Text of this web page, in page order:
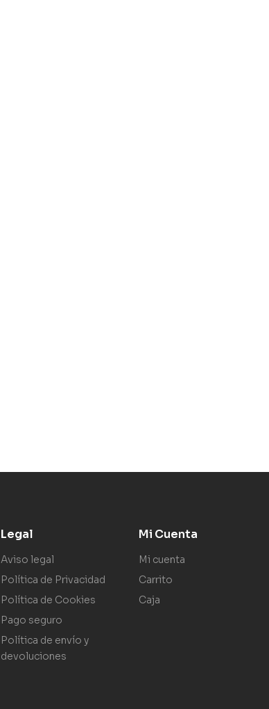
Legal
Aviso legal
Política de Privacidad
Política de Cookies
Pago seguro
Política de envío y
devoluciones
Mi Cuenta
Mi cuenta
Carrito
Caja